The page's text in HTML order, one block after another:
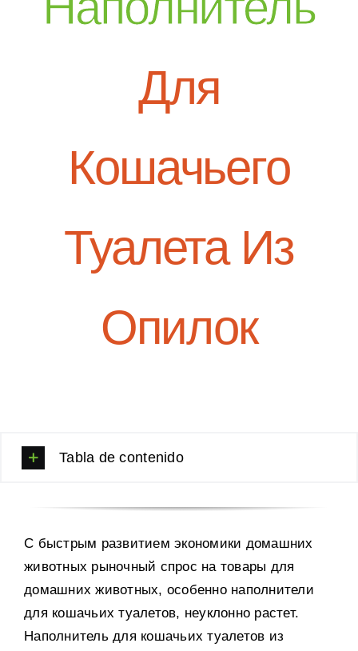
Для
Кошачьего
Туалета Из
Опилок
Tabla de contenido
С быстрым развитием экономики домашних
животных рыночный спрос на товары для
домашних животных, особенно наполнители
для кошачьих туалетов, неуклонно растет.
Наполнитель для кошачьих туалетов из